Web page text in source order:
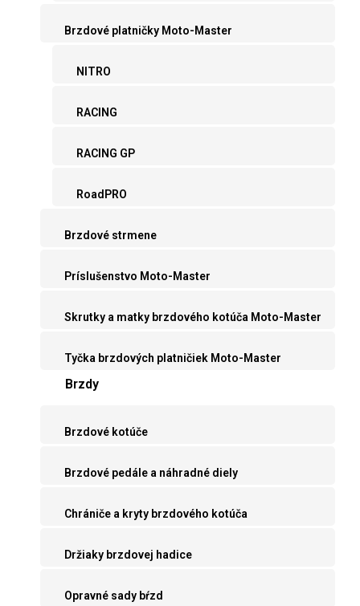
Brzdové platničky Moto-Master
NITRO
RACING
RACING GP
RoadPRO
Brzdové strmene
Príslušenstvo Moto-Master
Skrutky a matky brzdového kotúča Moto-Master
Tyčka brzdových platničiek Moto-Master
Brzdy
Brzdové kotúče
Brzdové pedále a náhradné diely
Chrániče a kryty brzdového kotúča
Držiaky brzdovej hadice
Opravné sady bŕzd